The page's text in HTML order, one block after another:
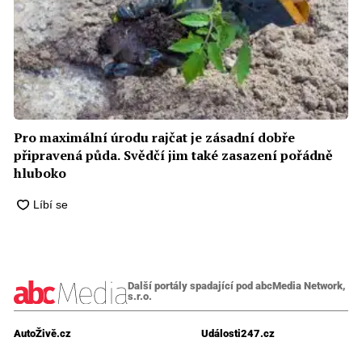
Pro maximální úrodu rajčat je zásadní dobře
připravená půda. Svědčí jim také zasazení pořádně
hluboko
Další portály spadající pod abcMedia Network,
s.r.o.
AutoŽivě.cz
Události247.cz